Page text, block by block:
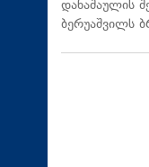
დანაშაულის
ბერუაშვილს